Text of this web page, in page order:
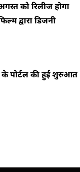
को रिलीज होगा
द्वारा डिजनी
के पोर्टल की हुई शुरुआत